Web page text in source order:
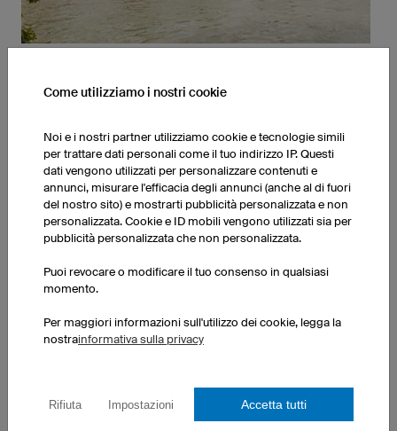
Landshuter Str. 6
Germania
Contatti (in italiano)
Tel. : +49 941 890 550 830
info-it@owayo.com
Come utilizziamo i nostri cookie
Noi e i nostri partner utilizziamo cookie e tecnologie simili
per trattare dati personali come il tuo indirizzo IP. Questi
dati vengono utilizzati per personalizzare contenuti e
annunci, misurare l'efficacia degli annunci (anche al di fuori
del nostro sito) e mostrarti pubblicità personalizzata e non
personalizzata. Cookie e ID mobili vengono utilizzati sia per
pubblicità personalizzata che non personalizzata.
Puoi revocare o modificare il tuo consenso in qualsiasi
momento.
Per maggiori informazioni sull'utilizzo dei cookie, legga la
nostrainformativa sulla privacy
Rifiuta Impostazioni Accetta tutti